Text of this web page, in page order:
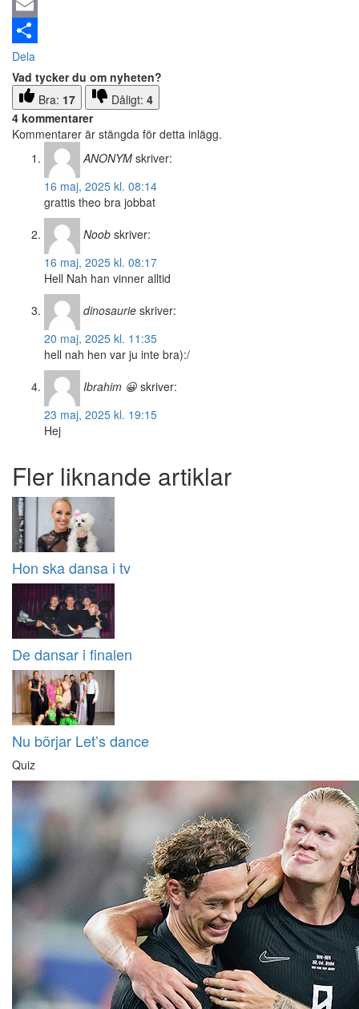
Email
Dela
Vad tycker du om nyheten?
Bra: 17 Dåligt: 4
4 kommentarer
Kommentarer är stängda för detta inlägg.
ANONYM skriver:
16 maj, 2025 kl. 08:14
grattis theo bra jobbat
Noob skriver:
16 maj, 2025 kl. 08:17
Hell Nah han vinner alltid
dinosaurie skriver:
20 maj, 2025 kl. 11:35
hell nah hen var ju inte bra):/
Ibrahim 😀 skriver:
23 maj, 2025 kl. 19:15
Hej
Fler liknande artiklar
Hon ska dansa i tv
De dansar i finalen
Nu börjar Let’s dance
Quiz